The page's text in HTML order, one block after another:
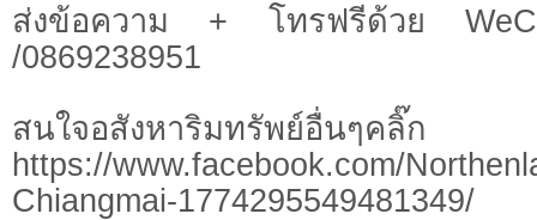
ส่งข้อความ + โทรฟรีด้วย
/0869238951​
สนใจอสังหาริมทรัพย์อื่นๆคลิ๊ก
https://www.facebook.com/
Chiangmai-1774295549481349/